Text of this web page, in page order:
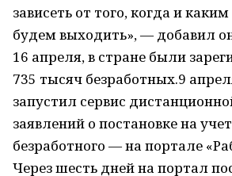
зависеть от того, когда и
будем выходить», — добавил
16 апреля, в стране были
735 тысяч безработных.9
запустил сервис
заявлений о постановке на
безработного — на портале
Через шесть дней на портал